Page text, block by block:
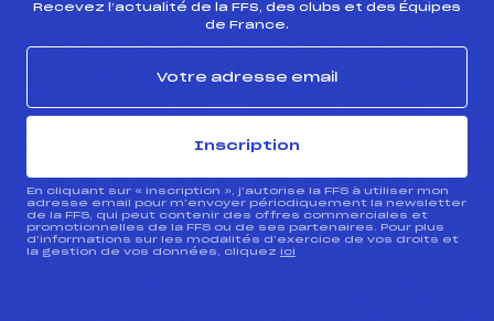
Recevez l’actualité de la FFS, des clubs et des Équipes
de France.
Inscription
En cliquant sur « inscription », j’autorise la FFS à utiliser mon
adresse email pour m’envoyer périodiquement la newsletter
de la FFS, qui peut contenir des offres commerciales et
promotionnelles de la FFS ou de ses partenaires. Pour plus
d’informations sur les modalités d’exercice de vos droits et
la gestion de vos données, cliquez ici